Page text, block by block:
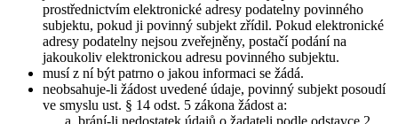
prostřednictvím elektronické adresy podatelny povinného
subjektu, pokud ji povinný subjekt zřídil. Pokud elektronické
adresy podatelny nejsou zveřejněny, postačí podání na
jakoukoliv elektronickou adresu povinného subjektu.
musí z ní být patrno o jakou informaci se žádá.
neobsahuje-li žádost uvedené údaje, povinný subjekt posoudí
ve smyslu ust. § 14 odst. 5 zákona žádost a:
brání-li nedostatek údajů o žadateli podle odstavce 2